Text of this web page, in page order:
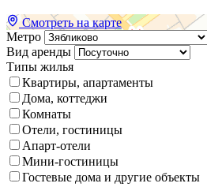
Смотреть на карте
Метро
Вид аренды
Типы жилья
Квартиры, апартаменты
Дома, коттеджи
Комнаты
Отели, гостиницы
Апарт-отели
Мини-гостиницы
Гостевые дома и другие объекты